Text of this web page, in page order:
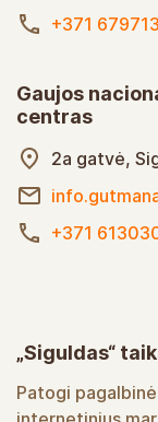
+371
Gaujos
centras
2a gatvė,
+371
„Siguldas“
Patogi